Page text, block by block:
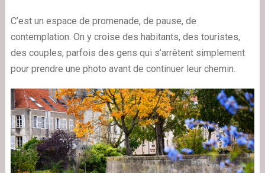
C’est un espace de promenade, de pause, de
contemplation. On y croise des habitants, des touristes,
des couples, parfois des gens qui s’arrêtent simplement
pour prendre une photo avant de continuer leur chemin.